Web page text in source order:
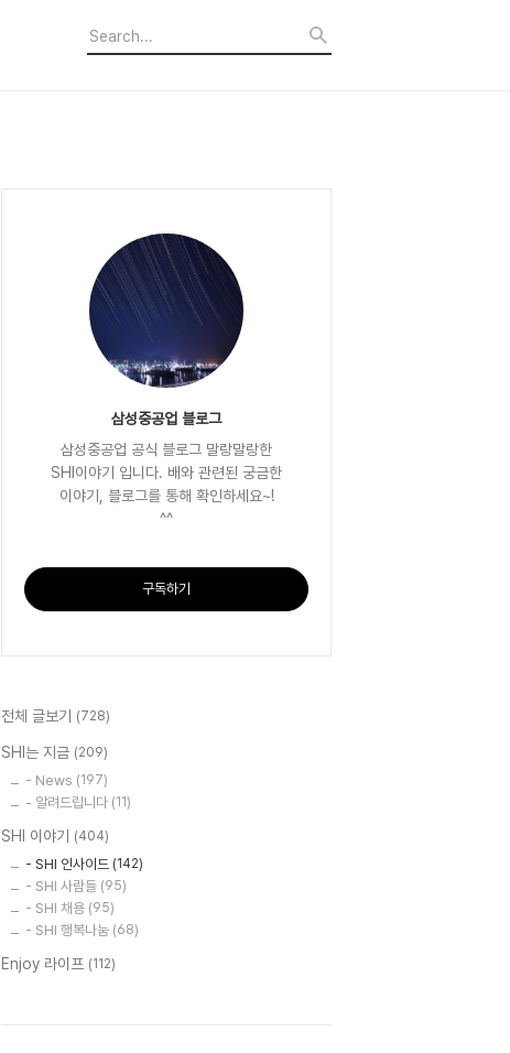
삼성중공업 블로그
삼성중공업 공식 블로그 말랑말랑한
SHI이야기 입니다. 배와 관련된 궁금한
이야기, 블로그를 통해 확인하세요~!
^^
구독하기
전체 글보기 (728)
SHI는 지금 (209)
- News (197)
- 알려드립니다 (11)
SHI 이야기 (404)
- SHI 인사이드 (142)
- SHI 사람들 (95)
- SHI 채용 (95)
- SHI 행복나눔 (68)
Enjoy 라이프 (112)